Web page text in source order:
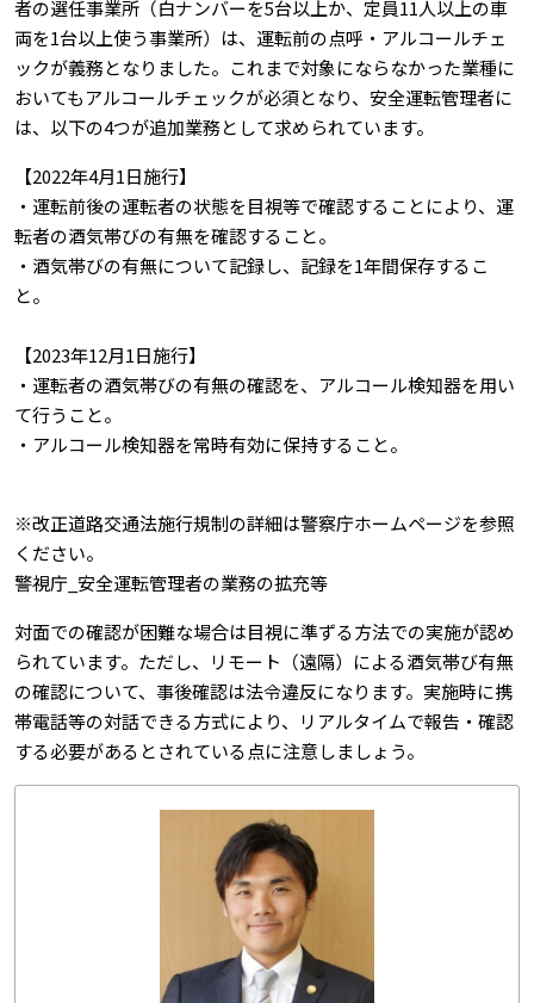
者の選任事業所（白ナンバーを5台以上か、定員11人以上の車
両を1台以上使う事業所）は、運転前の点呼・アルコールチェ
ックが義務となりました。これまで対象にならなかった業種に
おいてもアルコールチェックが必須となり、安全運転管理者に
は、以下の4つが追加業務として求められています。
【2022年4月1日施行】
・運転前後の運転者の状態を目視等で確認することにより、運
転者の酒気帯びの有無を確認すること。
・酒気帯びの有無について記録し、記録を1年間保存するこ
と。
【2023年12月1日施行】
・運転者の酒気帯びの有無の確認を、アルコール検知器を用い
て行うこと。
・アルコール検知器を常時有効に保持すること。
※改正道路交通法施行規制の詳細は警察庁ホームページを参照
ください。
警視庁_安全運転管理者の業務の拡充等
対面での確認が困難な場合は目視に準ずる方法での実施が認め
られています。ただし、リモート（遠隔）による酒気帯び有無
の確認について、事後確認は法令違反になります。実施時に携
帯電話等の対話できる方式により、リアルタイムで報告・確認
する必要があるとされている点に注意しましょう。